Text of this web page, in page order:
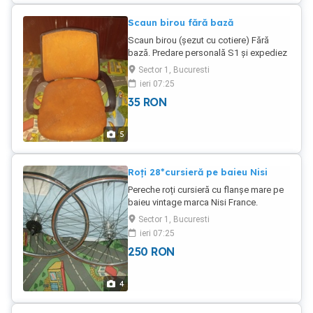
5
Scaun birou fără bază
Scaun birou (șezut cu cotiere) Fără
bază. Predare personală S1 și expediez
în țară prin poșta română ramburs cu 27
lei.
Sector 1, Bucuresti
ieri 07:25
35 RON
4
Roți 28*cursieră pe baieu Nisi
Pereche roți cursieră cu flanșe mare pe
baieu vintage marca Nisi France.
Predare personală S1 sau expediez în
țară colet bine ambalat prin poșta
română cu plata ramburs 27 lei. Relatii
pe watsapp sau telefon.
Sector 1, Bucuresti
ieri 07:25
250 RON